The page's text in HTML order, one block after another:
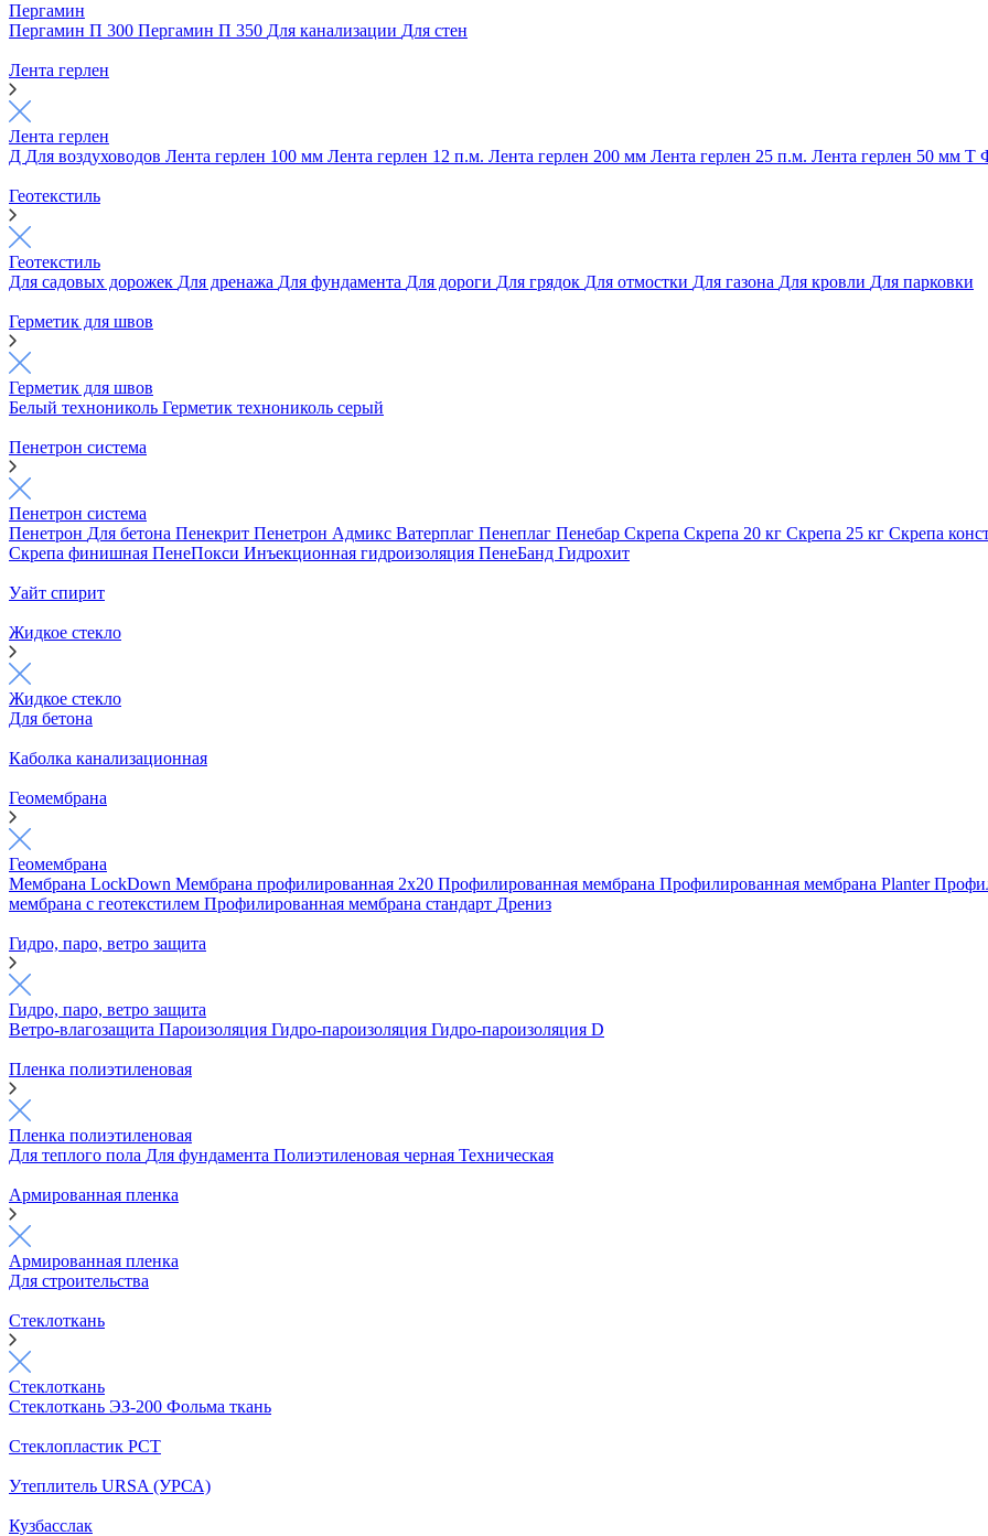
Пергамин
Пергамин П 300 Пергамин П 350 Для канализации Для стен
Лента герлен
Лента герлен
Д Для воздуховодов Лента герлен 100 мм Лента герлен 12 п.м. Лента герлен 200 мм Лента герлен 25 п.м. Лента герлен 50 мм Т
Геотекстиль
Геотекстиль
Для садовых дорожек Для дренажа Для фундамента Для дороги Для грядок Для отмостки Для газона Для кровли Для парковки
Герметик для швов
Герметик для швов
Белый технониколь Герметик технониколь серый
Пенетрон система
Пенетрон система
Пенетрон Для бетона Пенекрит Пенетрон Адмикс Ватерплаг Пенеплаг Пенебар Скрепа Скрепа 20 кг Скрепа 25 кг Скрепа
Скрепа финишная ПенеПокси Инъекционная гидроизоляция ПенеБанд Гидрохит
Уайт спирит
Жидкое стекло
Жидкое стекло
Для бетона
Каболка канализационная
Геомембрана
Геомембрана
Мембрана LockDown Мембрана профилированная 2х20 Профилированная мембрана Профилированная мембрана Planter
мембрана с геотекстилем Профилированная мембрана стандарт Дрениз
Гидро, паро, ветро защита
Гидро, паро, ветро защита
Ветро-влагозащита Пароизоляция Гидро-пароизоляция Гидро-пароизоляция D
Пленка полиэтиленовая
Пленка полиэтиленовая
Для теплого пола Для фундамента Полиэтиленовая черная Техническая
Армированная пленка
Армированная пленка
Для строительства
Стеклоткань
Стеклоткань
Стеклоткань ЭЗ-200 Фольма ткань
Стеклопластик РСТ
Утеплитель URSA (УРСА)
Кузбасслак